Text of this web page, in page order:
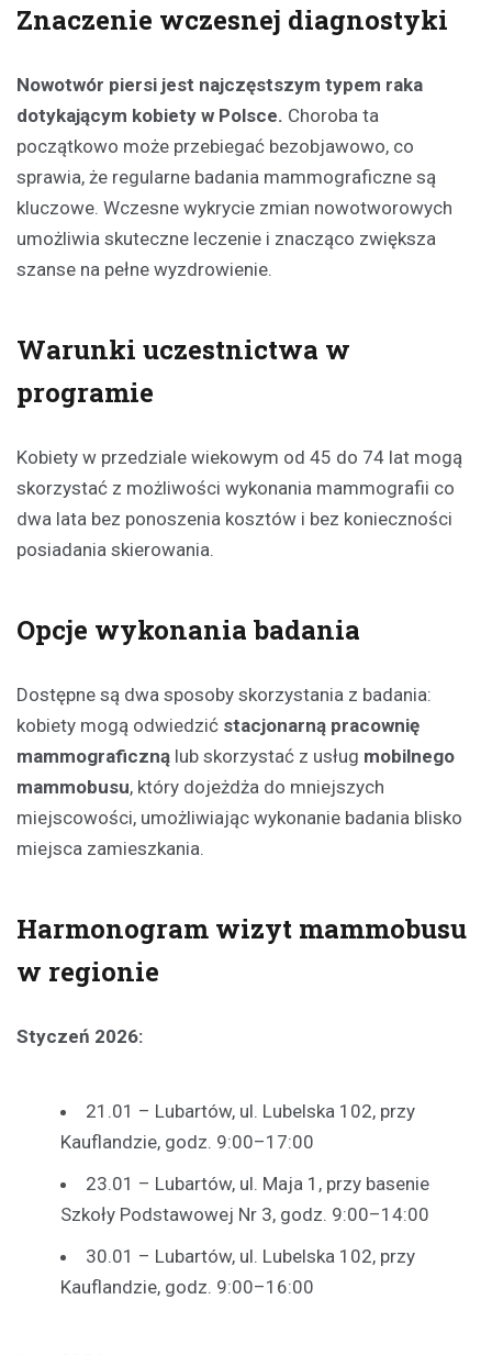
Znaczenie wczesnej diagnostyki
Nowotwór piersi jest najczęstszym typem raka
dotykającym kobiety w Polsce. Choroba ta
początkowo może przebiegać bezobjawowo, co
sprawia, że regularne badania mammograficzne są
kluczowe. Wczesne wykrycie zmian nowotworowych
umożliwia skuteczne leczenie i znacząco zwiększa
szanse na pełne wyzdrowienie.
Warunki uczestnictwa w
programie
Kobiety w przedziale wiekowym od 45 do 74 lat mogą
skorzystać z możliwości wykonania mammografii co
dwa lata bez ponoszenia kosztów i bez konieczności
posiadania skierowania.
Opcje wykonania badania
Dostępne są dwa sposoby skorzystania z badania:
kobiety mogą odwiedzić stacjonarną pracownię
mammograficzną lub skorzystać z usług mobilnego
mammobusu, który dojeżdża do mniejszych
miejscowości, umożliwiając wykonanie badania blisko
miejsca zamieszkania.
Harmonogram wizyt mammobusu
w regionie
Styczeń 2026:
21.01 – Lubartów, ul. Lubelska 102, przy
Kauflandzie, godz. 9:00–17:00
23.01 – Lubartów, ul. Maja 1, przy basenie
Szkoły Podstawowej Nr 3, godz. 9:00–14:00
30.01 – Lubartów, ul. Lubelska 102, przy
Kauflandzie, godz. 9:00–16:00